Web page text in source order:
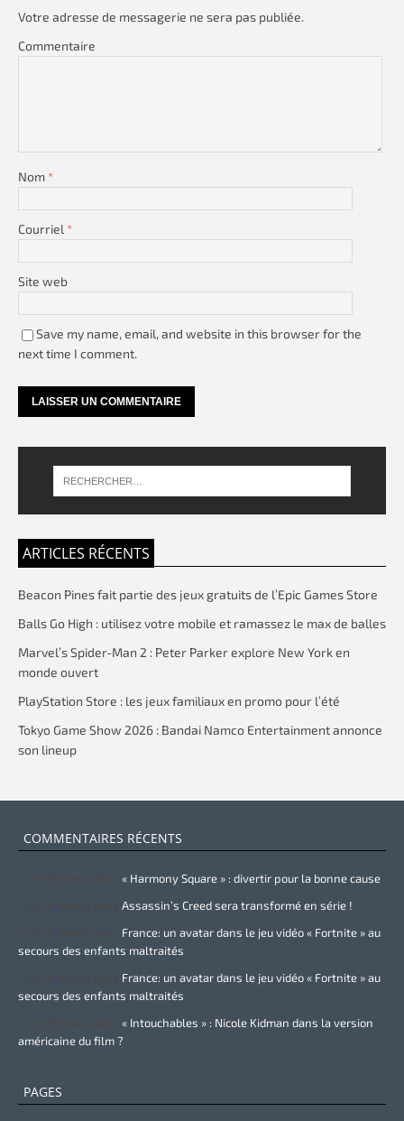
Votre adresse de messagerie ne sera pas publiée.
Commentaire
Nom *
Courriel *
Site web
Save my name, email, and website in this browser for the
next time I comment.
ARTICLES RÉCENTS
Beacon Pines fait partie des jeux gratuits de l’Epic Games Store
Balls Go High : utilisez votre mobile et ramassez le max de balles
Marvel’s Spider-Man 2 : Peter Parker explore New York en
monde ouvert
PlayStation Store : les jeux familiaux en promo pour l’été
Tokyo Game Show 2026 : Bandai Namco Entertainment annonce
son lineup
COMMENTAIRES RÉCENTS
« Harmony Square » : divertir pour la bonne cause
Assassin’s Creed sera transformé en série !
France: un avatar dans le jeu vidéo « Fortnite » au
secours des enfants maltraités
France: un avatar dans le jeu vidéo « Fortnite » au
secours des enfants maltraités
« Intouchables » : Nicole Kidman dans la version
américaine du film ?
PAGES